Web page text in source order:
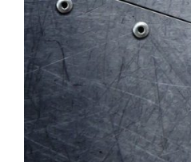
Перейти к содержимому